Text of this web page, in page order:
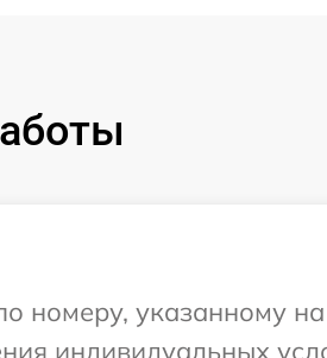
номеру, указанному на
индивидуальных